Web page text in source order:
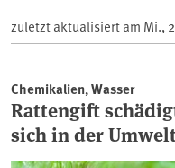
zuletzt aktualisiert am Mi.,
Chemikalien, Wasser
Rattengift
sich in der